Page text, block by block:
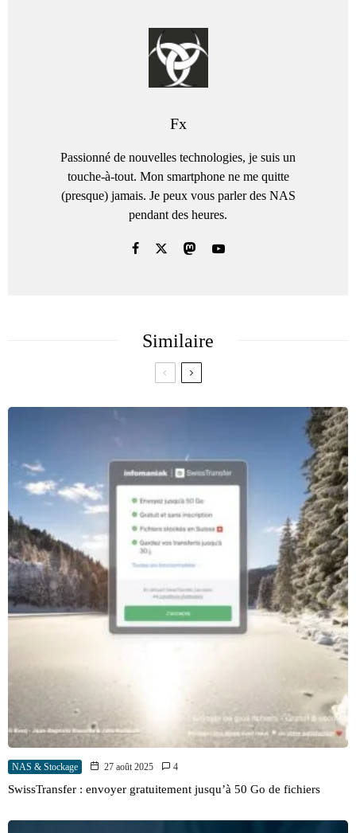
Fx
Passionné de nouvelles technologies, je suis un
touche-à-tout. Mon smartphone ne me quitte
(presque) jamais. Je peux vous parler des NAS
pendant des heures.
Similaire
NAS & Stockage 27 août 2025 4
SwissTransfer : envoyer gratuitement jusqu’à 50 Go de fichiers